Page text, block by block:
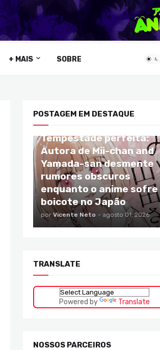
+ MAIS SOBRE
POSTAGEM EM DESTAQUE
Tempestade perfeita:
Autora de Mii-chan and
Yamada-san desmente
rumores obscuros
enquanto o anime sofre
boicote no Japão
por Vicente Neto - agosto 01, 2026
TRANSLATE
Powered by Translate
NOSSOS PARCEIROS